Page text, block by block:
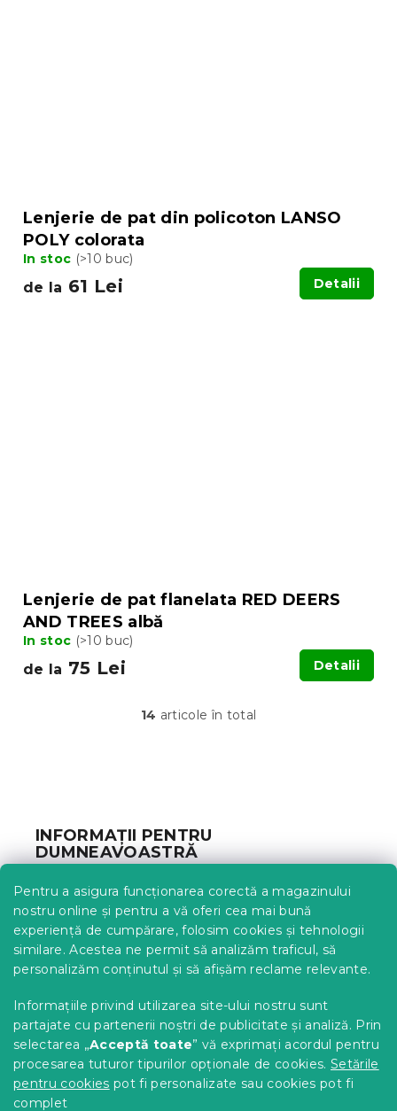
Pentru a asigura funcționarea corectă a magazinului
nostru online și pentru a vă oferi cea mai bună
experiență de cumpărare, folosim cookies și tehnologii
similare. Acestea ne permit să analizăm traficul, să
personalizăm conținutul și să afișăm reclame relevante.
Informațiile privind utilizarea site-ului nostru sunt
partajate cu partenerii noștri de publicitate și analiză. Prin
selectarea „Acceptă toate” vă exprimați acordul pentru
procesarea tuturor tipurilor opționale de cookies. Setările
pentru cookies pot fi personalizate sau cookies pot fi
complet
Lenjerie de pat din policoton LANSO
POLY colorata
In stoc (>10 buc)
de la 61 Lei Detalii
Lenjerie de pat flanelata RED DEERS
AND TREES albă
In stoc (>10 buc)
de la 75 Lei Detalii
C
u
l
i
s
t
ă
r
i
o
r
14 articole în total
o
INFORMAȚII PENTRU
DUMNEAVOASTRĂ
Urmărirea comenzii
Opțiuni de livrare
Metode de plată
Reclamații și retururi
Contact
Protecția datelor cu caracter personal
Achizitii SEAP
Tabel mărimi
Blog
Pentru parteneri